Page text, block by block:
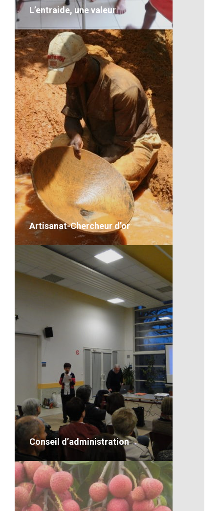
L’entraide, une valeur
L’entraide, une valeur
Description
VOIR LE DÉTAIL
Artisanat-Chercheur d’or
Artisanat-Chercheur d’or
VOIR LE DÉTAIL
Conseil d’administration